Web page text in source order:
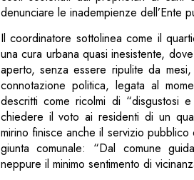
denunciare le inadempienze dell’Ente
Il coordinatore sottolinea come il
una cura urbana quasi inesistente,
aperto, senza essere ripulite da
connotazione politica, legata al
descritti come ricolmi di “disgustosi
chiedere il voto ai residenti di un
mirino finisce anche il servizio
giunta comunale: “Dal comune
neppure il minimo sentimento di